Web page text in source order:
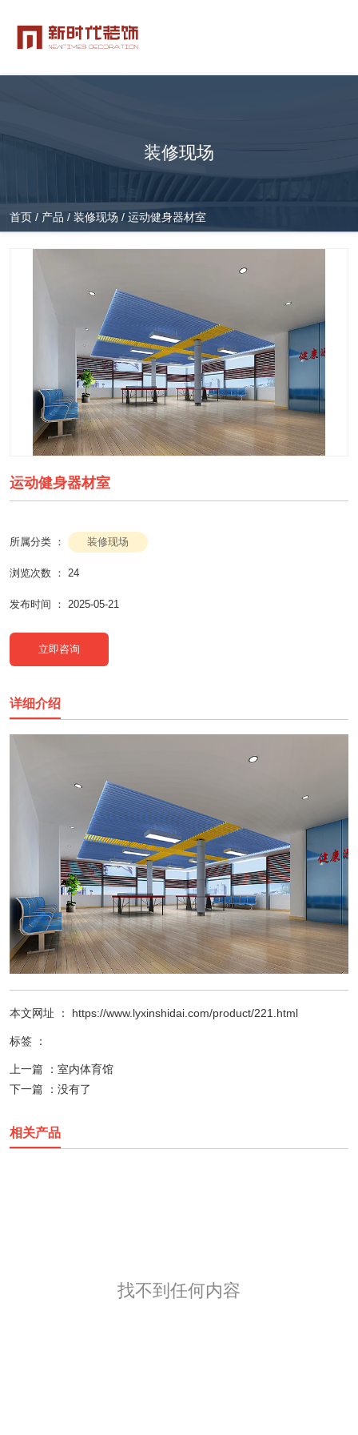
装修现场
首页 / 产品 / 装修现场 / 运动健身器材室
运动健身器材室
所属分类 ： 装修现场
浏览次数 ： 24
发布时间 ： 2025-05-21
立即咨询
详细介绍
本文网址 ： https://www.lyxinshidai.com/product/221.html
标签 ：
上一篇 ： 室内体育馆
下一篇 ： 没有了
相关产品
找不到任何内容